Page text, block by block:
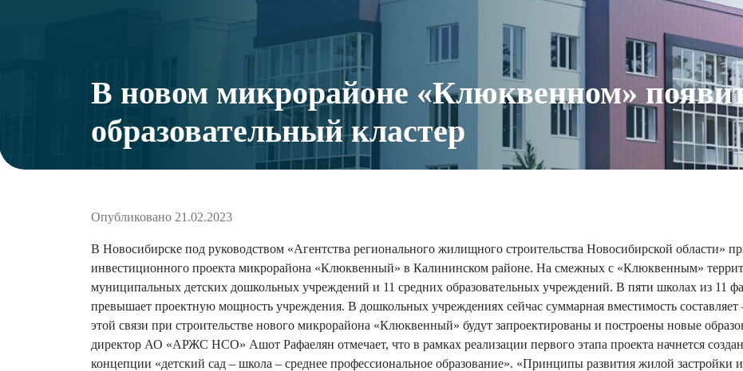
В новом микрорайоне «Клюквенном»
образовательный кластер
Опубликовано 21.02.2023
В Новосибирске под руководством «Агентства регионального жилищного строительства Новосибирской области»
инвестиционного проекта микрорайона «Клюквенный» в Калининском районе. На смежных с «Клюквенным»
муниципальных детских дошкольных учреждений и 11 средних образовательных учреждений. В пяти школах из 11
превышает проектную мощность учреждения. В дошкольных учреждениях сейчас суммарная вместимость составляет
этой связи при строительстве нового микрорайона «Клюквенный» будут запроектированы и построены новые
директор АО «АРЖС НСО» Ашот Рафаелян отмечает, что в рамках реализации первого этапа проекта начнется
концепции «детский сад – школа – среднее профессиональное образование». «Принципы развития жилой застройки